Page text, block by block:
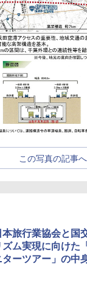
この写真の記事へ
本旅行業協会と国
ズム実現に向けた
ターツアー」の中